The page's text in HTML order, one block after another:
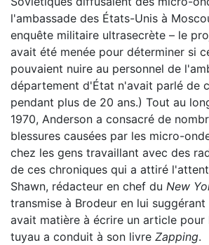
l'ambassade des États-Unis à
enquête militaire ultrasecrète – le
avait été menée pour déterminer si
pouvaient nuire au personnel de
département d'État n'avait parlé de
pendant plus de 20 ans.) Tout au
1970, Anderson a consacré de
blessures causées par les micro-
chez les gens travaillant avec des
de ces chroniques qui a attiré
Shawn, rédacteur en chef du New
transmise à Brodeur en lui
avait matière à écrire un article pour
tuyau a conduit à son livre Zapping.